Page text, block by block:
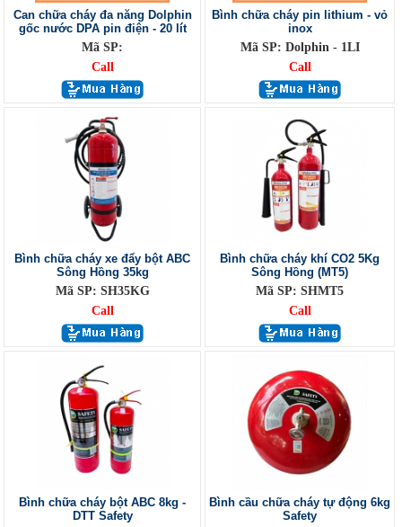
Can chữa cháy đa năng Dolphin
gốc nước DPA pin điện - 20 lít
Mã SP:
Call
Bình chữa cháy pin lithium - vỏ
inox
Mã SP: Dolphin - 1LI
Call
Bình chữa cháy xe đẩy bột ABC
Sông Hồng 35kg
Mã SP: SH35KG
Call
Bình chữa cháy khí CO2 5Kg
Sông Hồng (MT5)
Mã SP: SHMT5
Call
Bình chữa cháy bột ABC 8kg -
DTT Safety
Bình cầu chữa cháy tự động 6kg
Safety